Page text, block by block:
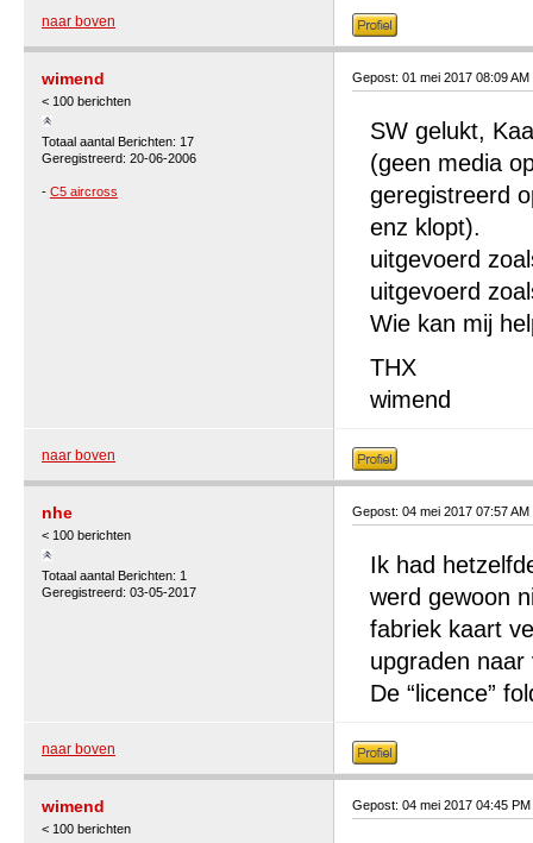
naar boven
wimend
< 100 berichten
Totaal aantal Berichten: 17
Geregistreerd: 20-06-2006
- C5 aircross
Gepost: 01 mei 2017 08:09 AM
SW gelukt,
(geen media
geregistreerd
enz klopt).
uitgevoerd
uitgevoerd
Wie kan mij
THX
wimend
naar boven
nhe
< 100 berichten
Totaal aantal Berichten: 1
Geregistreerd: 03-05-2017
Gepost: 04 mei 2017 07:57 AM
Ik had
werd gewoon
fabriek kaart
upgraden
De “licence”
naar boven
wimend
< 100 berichten
Gepost: 04 mei 2017 04:45 PM